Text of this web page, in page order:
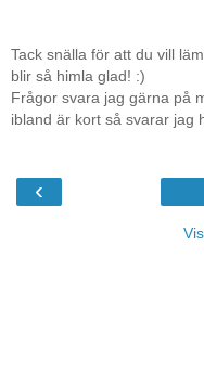
Tack snälla för att du vill
blir så himla glad! :)
Frågor svara jag gärna på
ibland är kort så svarar jag
‹